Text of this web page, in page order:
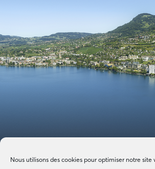
Nous utilisons des cookies pour optimiser notre site